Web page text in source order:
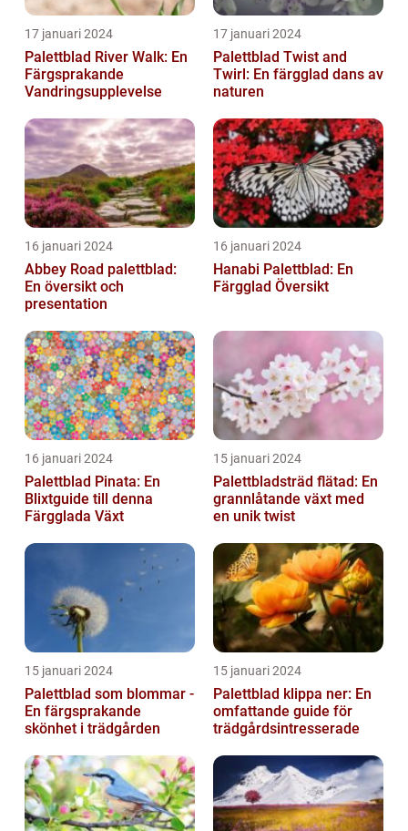
17 januari 2024
Palettblad River Walk: En
Färgsprakande
Vandringsupplevelse
17 januari 2024
Palettblad Twist and
Twirl: En färgglad dans av
naturen
16 januari 2024
Abbey Road palettblad:
En översikt och
presentation
16 januari 2024
Hanabi Palettblad: En
Färgglad Översikt
16 januari 2024
Palettblad Pinata: En
Blixtguide till denna
Färgglada Växt
15 januari 2024
Palettbladsträd flätad: En
grannlåtande växt med
en unik twist
15 januari 2024
Palettblad som blommar -
En färgsprakande
skönhet i trädgården
15 januari 2024
Palettblad klippa ner: En
omfattande guide för
trädgårdsintresserade